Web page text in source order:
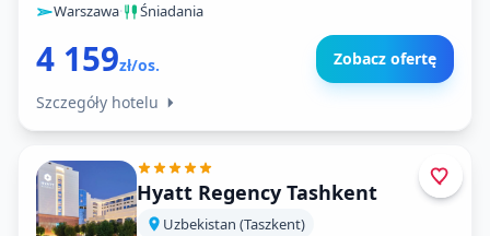
Warszawa· Śniadania
4 159zł/os. Zobacz ofertę
Szczegóły hotelu
Hyatt Regency Tashkent
Uzbekistan (Taszkent)